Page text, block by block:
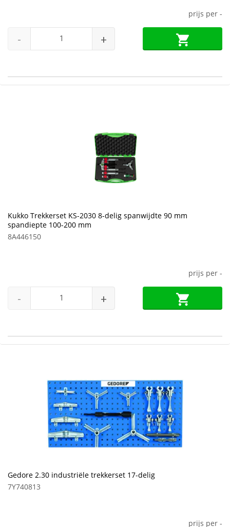
prijs per -
- +
Kukko Trekkerset KS-2030 8-delig spanwijdte 90 mm
spandiepte 100-200 mm
8A446150
prijs per -
- +
Gedore 2.30 industriële trekkerset 17-delig
7Y740813
prijs per -